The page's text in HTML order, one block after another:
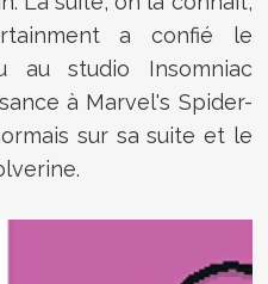
a confié le
au studio Insomniac
à Marvel's Spider-
sur sa suite et le